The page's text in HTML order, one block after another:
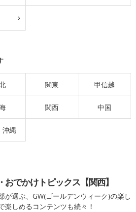
関東 甲信越
関西 中国
沖縄
おでかけトピックス【関西】
が選ぶ、GW(ゴールデンウィーク)の楽し
楽しめるコンテンツも続々！